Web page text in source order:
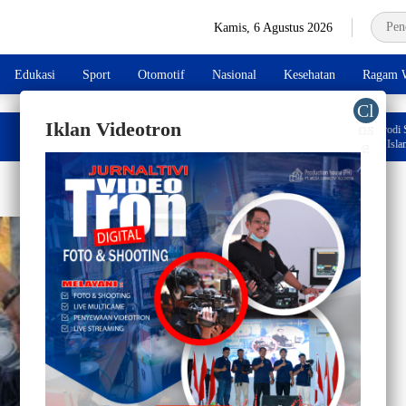
Kamis, 6 Agustus 2026
Edukasi Sport Otomotif Nasional Kesehatan Ragam
Rektor UNIMEN Beberkan 21 Prodi Siap Tempur,
Iklan Videotron